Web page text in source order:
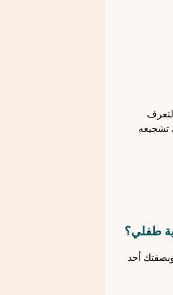
تشجيعه
طفلي؟
أحد